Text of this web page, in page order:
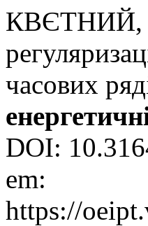
КВЄТНИЙ,
часових
DOI:
em:
https://